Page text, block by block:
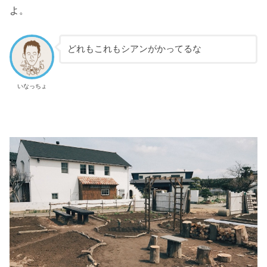
よ。
いなっちょ
どれもこれもシアンがかってるな